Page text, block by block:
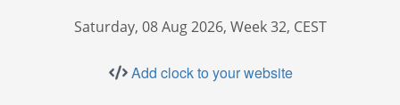
Saturday, 08 Aug 2026, Week 32, CEST
Add clock to your website